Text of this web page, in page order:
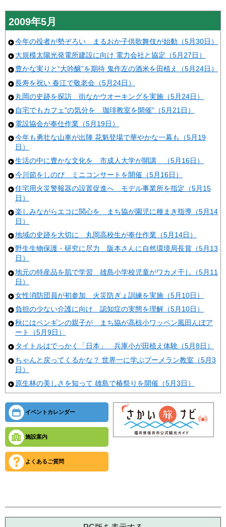
2009年5月
今年の役者が勢ぞろい まるおか子供歌舞伎が始動（5月30日）
大規模太陽光発電所建設に向け 電力会社と協定（5月27日）
豊かな実りと“大吟醸”を期待 鬼作左の酒米を田植え（5月24日）
長寿を祝い 春江で敬老会（5月24日）
丸岡の史跡を探訪 街なかウオーキングを実施（5月24日）
自宅でもカフェ"の気分を 珈琲教室を開催"（5月21日）
電設協会が奉仕作業（5月19日）
今年も勇壮な山車が出陣 花魁登場で華やかな一幕も（5月19
日）
生活の中に豊かな文化を 市成人大学が開講 （5月16日）
今川節をしのび ミニコンサートを開催（5月16日）
住宅用火災警報器の設置促進へ モデル事業所を指定（5月15
日）
楽しみながらエコに関心を まち協が園児に種まき指導（5月14
日）
地域の史跡を大切に 丸岡高校生が奉仕作業（5月14日）
野生生物保護・研究に尽力 阪本さんに自然環境局長賞（5月13
日）
地元の特産品を肌で学習 雄島小学校児童がワカメ干し（5月11
日）
女性消防団員が初参加 火災防ぎょ訓練を実施（5月10日）
負担の少ない介護に向け 認知症の実態を理解（5月10日）
秋にはペンギンの親子が まち協が高椋小ワッペン風田んぼア
ート（5月9日）
タイトルはでっかく「日本」 兵庫小が田植え体験（5月8日）
ちゃんと戻ってくるかな？ 世界一に学ぶブーメラン教室（5月3
日）
原生林の美しさを知って 雄島で椿祭りを開催（5月3日）
イベントカレンダー
施設案内
よくあるご質問